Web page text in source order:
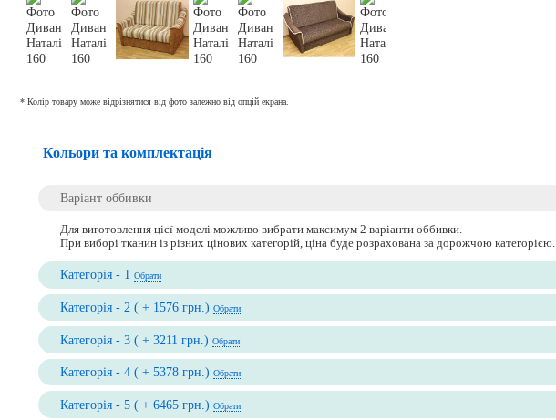
* Колір товару може відрізнятися від фото залежно від опцій екрана.
Кольори та комплектація
Варіант оббивки
Для виготовлення цієї моделі можливо вибрати максимум 2 варіанти оббивки.
При виборі тканин із різних цінових категорій, ціна буде розрахована за дорожчою категорією.
Категорія - 1Обрати
Категорія - 2 ( + 1576 грн.)Обрати
Категорія - 3 ( + 3211 грн.)Обрати
Категорія - 4 ( + 5378 грн.)Обрати
Категорія - 5 ( + 6465 грн.)Обрати